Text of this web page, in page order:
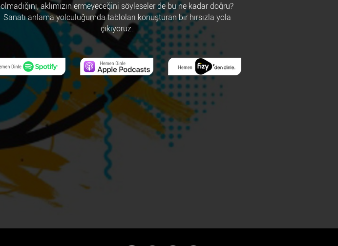
olmadığını, aklımızın ermeyeceğini söyleseler de bu ne kadar doğru?
Sanatı anlama yolculuğumda tabloları konuşturan bir hırsızla yola
çıkıyoruz.